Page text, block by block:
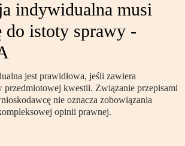
indywidualna musi
do istoty sprawy -
jest prawidłowa, jeśli zawiera
przedmiotowej kwestii. Związanie przepisami
nie oznacza zobowiązania
opinii prawnej.